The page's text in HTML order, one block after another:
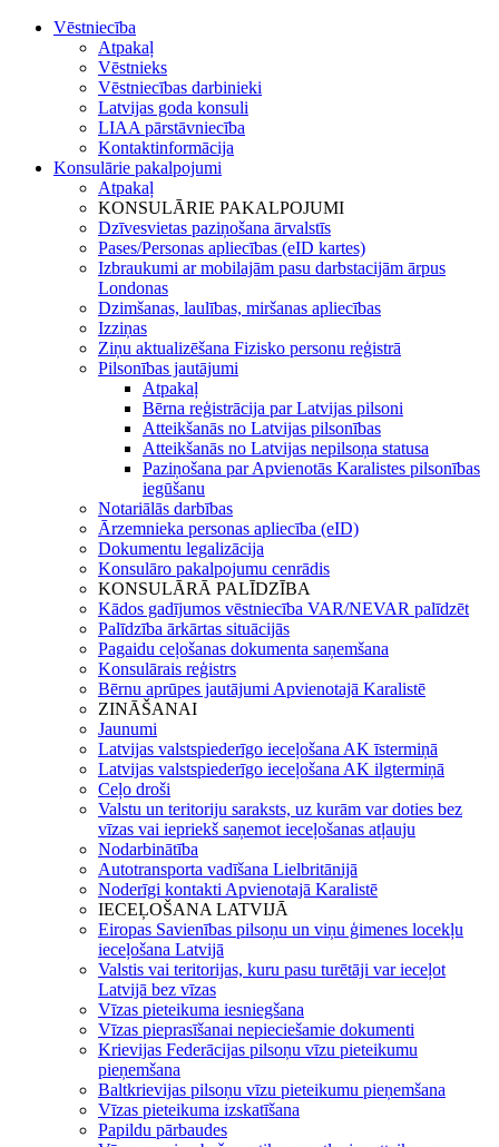
Vēstniecība
Atpakaļ
Vēstnieks
Vēstniecības darbinieki
Latvijas goda konsuli
LIAA pārstāvniecība
Kontaktinformācija
Konsulārie pakalpojumi
Atpakaļ
KONSULĀRIE PAKALPOJUMI
Dzīvesvietas paziņošana ārvalstīs
Pases/Personas apliecības (eID kartes)
Izbraukumi ar mobilajām pasu darbstacijām ārpus
Londonas
Dzimšanas, laulības, miršanas apliecības
Izziņas
Ziņu aktualizēšana Fizisko personu reģistrā
Pilsonības jautājumi
Atpakaļ
Bērna reģistrācija par Latvijas pilsoni
Atteikšanās no Latvijas pilsonības
Atteikšanās no Latvijas nepilsoņa statusa
Paziņošana par Apvienotās Karalistes pilsonības
iegūšanu
Notariālās darbības
Ārzemnieka personas apliecība (eID)
Dokumentu legalizācija
Konsulāro pakalpojumu cenrādis
KONSULĀRĀ PALĪDZĪBA
Kādos gadījumos vēstniecība VAR/NEVAR palīdzēt
Palīdzība ārkārtas situācijās
Pagaidu ceļošanas dokumenta saņemšana
Konsulārais reģistrs
Bērnu aprūpes jautājumi Apvienotajā Karalistē
ZINĀŠANAI
Jaunumi
Latvijas valstspiederīgo ieceļošana AK īstermiņā
Latvijas valstspiederīgo ieceļošana AK ilgtermiņā
Ceļo droši
Valstu un teritoriju saraksts, uz kurām var doties bez
vīzas vai iepriekš saņemot ieceļošanas atļauju
Nodarbinātība
Autotransporta vadīšana Lielbritānijā
Noderīgi kontakti Apvienotajā Karalistē
IECEĻOŠANA LATVIJĀ
Eiropas Savienības pilsoņu un viņu ģimenes locekļu
ieceļošana Latvijā
Valstis vai teritorijas, kuru pasu turētāji var ieceļot
Latvijā bez vīzas
Vīzas pieteikuma iesniegšana
Vīzas pieprasīšanai nepieciešamie dokumenti
Krievijas Federācijas pilsoņu vīzu pieteikumu
pieņemšana
Baltkrievijas pilsoņu vīzu pieteikumu pieņemšana
Vīzas pieteikuma izskatīšana
Papildu pārbaudes